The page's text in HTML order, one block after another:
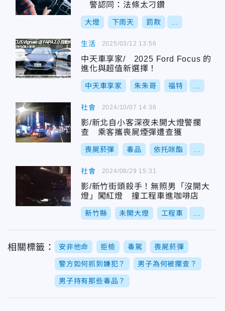
警認同：法條太刁鑽
大燈 下雨天 罰款
生活
中天車享家/ 2025 Ford Focus 的
進化與超值新選擇！
中天車享家 朱朱哥 福特
2025/03/12 13:56
社會
影/新北自小客深夜未開大燈警攔
查 乘客攜喪屍煙彈遭查獲
喪屍菸彈 毒品 依托咪酯
2024/10/07 14:36
社會
影/新竹街頭殺手！無照男「沒開大
燈」闖紅燈 撞工程車進咖啡店
新竹縣 未開大燈 工程車
2024/08/29 15:31
相關標籤： 安非他命 拒檢 毒駕 喪屍菸彈
警方如何抓到嫌犯？ 男子為何被攔查？
男子持有那些毒品？